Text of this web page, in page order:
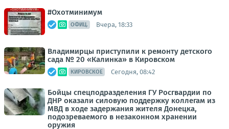
#Охотминимум
ОФИЦ. Вчера, 18:33
Владимирцы приступили к ремонту детского
сада № 20 «Калинка» в Кировском
КИРОВСКОЕ Сегодня, 08:42
Бойцы спецподразделения ГУ Росгвардии по
ДНР оказали силовую поддержку коллегам из
МВД в ходе задержания жителя Донецка,
подозреваемого в незаконном хранении
оружия